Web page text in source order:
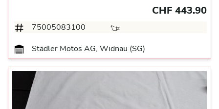
CHF 443.90
75005083100
Städler Motos AG, Widnau (SG)